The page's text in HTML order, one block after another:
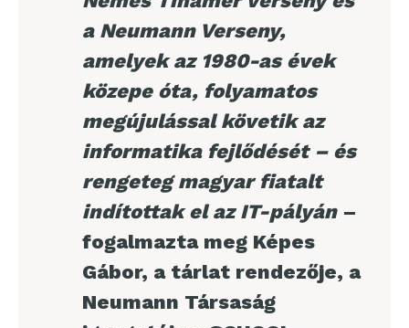
a Neumann Verseny,
amelyek az 1980-as évek
közepe óta, folyamatos
megújulással követik az
informatika fejlődését – és
rengeteg magyar fiatalt
indítottak el az IT-pályán–
fogalmazta meg Képes
Gábor, a tárlat rendezője, a
Neumann Társaság